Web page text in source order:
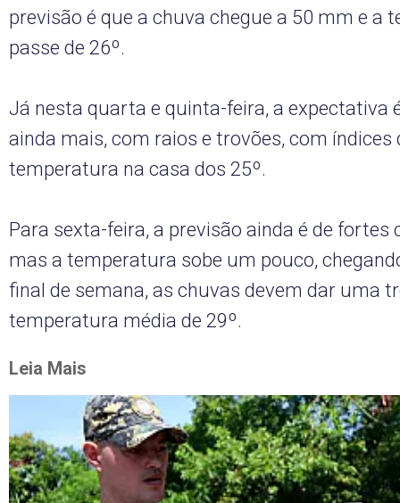
previsão é que a chuva chegue a 50 mm e a
passe de 26º.
Já nesta quarta e quinta-feira, a expectativa
ainda mais, com raios e trovões, com índices
temperatura na casa dos 25º.
Para sexta-feira, a previsão ainda é de fortes
mas a temperatura sobe um pouco,
final de semana, as chuvas devem dar uma
temperatura média de 29º.
Leia Mais